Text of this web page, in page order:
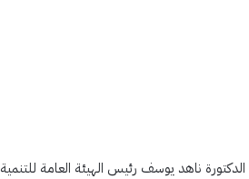
ناهد يوسف رئيس الهيئة العامة للتنمية